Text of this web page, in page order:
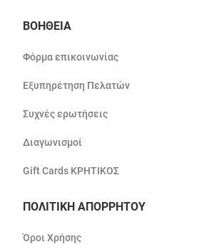
ΒΟΗΘΕΙΑ
Φόρμα επικοινωνίας
Εξυπηρέτηση Πελατών
Συχνές ερωτήσεις
Διαγωνισμοί
Gift Cards ΚΡΗΤΙΚΟΣ
ΠΟΛΙΤΙΚΗ ΑΠΟΡΡΗΤΟΥ
Όροι Χρήσης